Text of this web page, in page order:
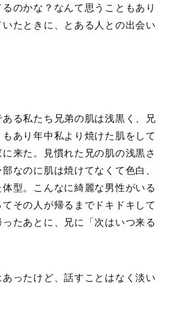
のかな？なんて思うこともあり
たときに、とある人との出会い
る私たち兄弟の肌は浅黒く、兄
あり年中私より焼けた肌をして
来た。見慣れた兄の肌の浅黒さ
なのに肌は焼けてなくて色白、
型。こんなに綺麗な男性がいる
その人が帰るまでドキドキして
たあとに、兄に「次はいつ来る
ったけど、話すことはなく淡い